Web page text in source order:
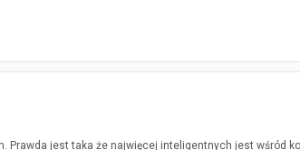
Prawda jest taka że najwięcej inteligentnych jest wśród